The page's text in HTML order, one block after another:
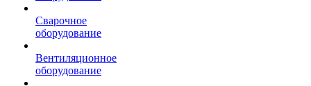
Сварочное
оборудование
Вентиляционное
оборудование